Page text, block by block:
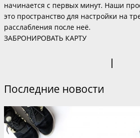
начинается с первых минут. Наши
это пространство для настройки на
расслабления после неё.
ЗАБРОНИРОВАТЬ КАРТУ
|
Последние новости